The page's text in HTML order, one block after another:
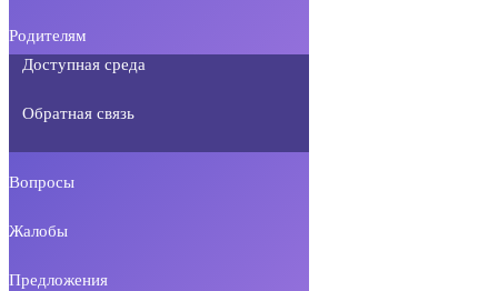
Родителям
Доступная среда
Обратная связь
Вопросы
Жалобы
Предложения